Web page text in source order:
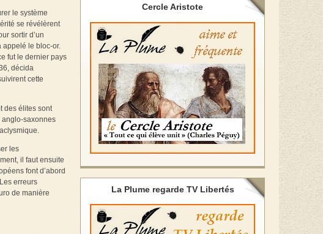
le système
se révélèrent
sortir d’un
appelé le bloc-or.
fut le dernier pays
décida
cette
des élites sont
les
il faut ensuite
font d’abord
erreurs
de manière
Cercle Aristote
La Plume regarde TV Libertés